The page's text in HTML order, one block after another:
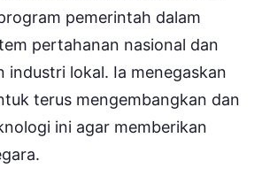
pemerintah dalam
pertahanan nasional dan
industri lokal. Ia menegaskan
terus mengembangkan dan
ini agar memberikan